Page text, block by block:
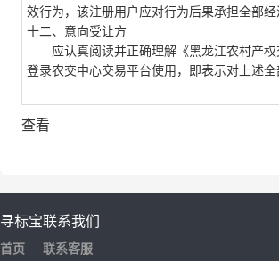
效行为，该注册用户应对行为后果承担全部经
十二、意向受让方
应认真阅读并正确理解《黑龙江农村产权
登录农交中心交易平台使用，即表示对上述
查看
寻标宝
首页
联系我们
联系客服